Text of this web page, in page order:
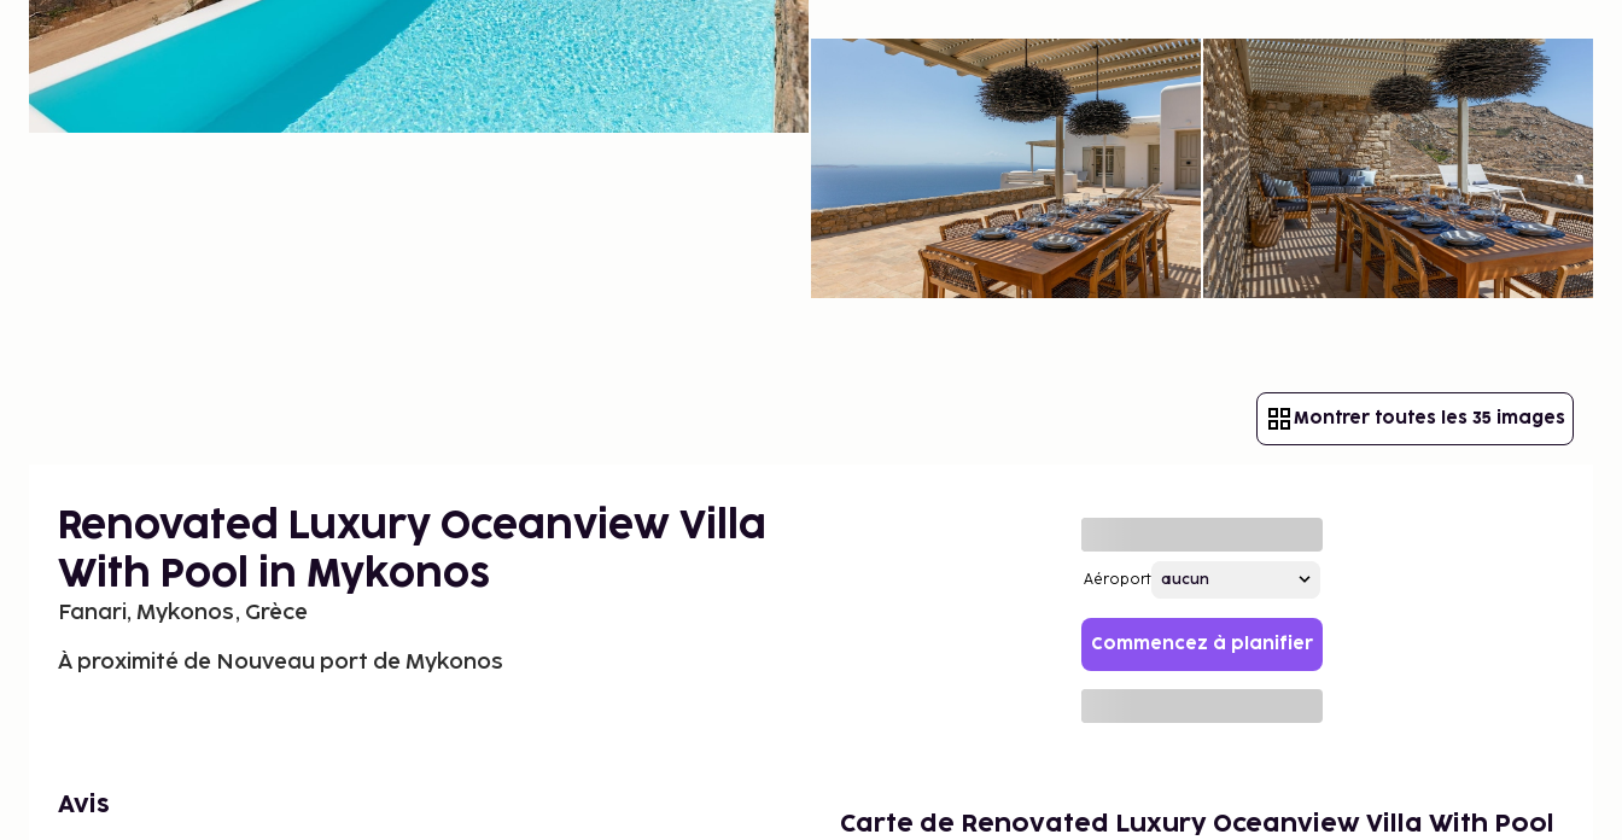
Montrer toutes les 35 images
Renovated Luxury Oceanview Villa
With Pool in Mykonos
Fanari, Mykonos, Grèce
À proximité de Nouveau port de Mykonos
Aéroport
Commencez à planifier
Avis
Carte de Renovated Luxury Oceanview Villa With Pool